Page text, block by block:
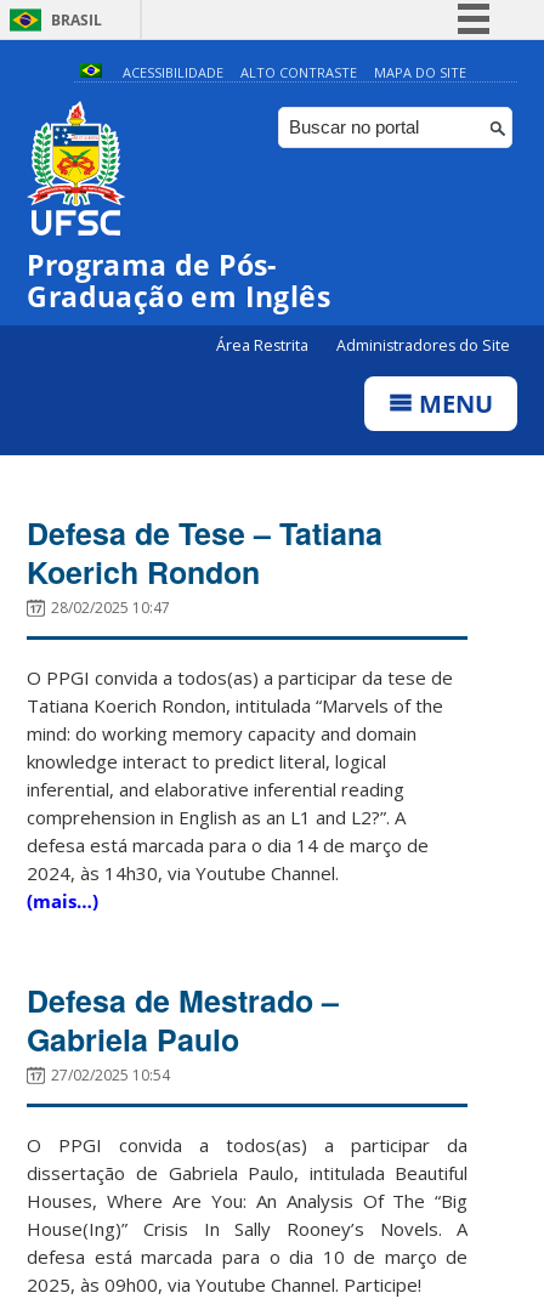
BRASIL
Simplifique!
Comunica BR
Participe
ACESSIBILIDADE ALTO CONTRASTE MAPA DO SITE
Programa de Pós-
Graduação em Inglês
Área Restrita Administradores do Site
MENU
Defesa de Tese – Tatiana
Koerich Rondon
28/02/2025 10:47
O PPGI convida a todos(as) a participar da tese de
Tatiana Koerich Rondon, intitulada “Marvels of the
mind: do working memory capacity and domain
knowledge interact to predict literal, logical
inferential, and elaborative inferential reading
comprehension in English as an L1 and L2?”. A
defesa está marcada para o dia 14 de março de
2024, às 14h30, via Youtube Channel.
(mais…)
Defesa de Mestrado –
Gabriela Paulo
27/02/2025 10:54
O PPGI convida a todos(as) a participar da
dissertação de Gabriela Paulo, intitulada Beautiful
Houses, Where Are You: An Analysis Of The “Big
House(Ing)” Crisis In Sally Rooney’s Novels. A
defesa está marcada para o dia 10 de março de
2025, às 09h00, via Youtube Channel. Participe!